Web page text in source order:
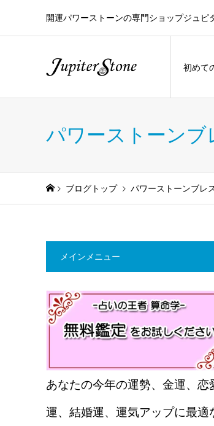
開運パワーストーンの専門ショップジュピ
初めて
パワーストーンブ
ブログトップ パワーストーンブレ
メインメニュー
あなたの今年の運勢、金運、恋
運、結婚運、運気アップに最適